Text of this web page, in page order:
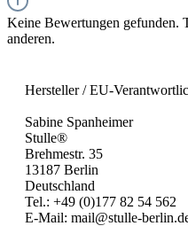
Keine Bewertungen gefunden.
anderen.
Hersteller / EU-
Sabine Spanheimer
Stulle®
Brehmestr. 35
13187 Berlin
Deutschland
Tel.: +49 (0)177 82 54 562
E-Mail: mail@stulle-